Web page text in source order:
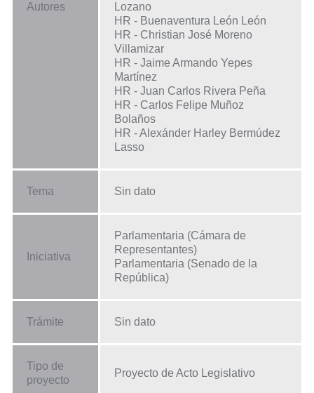
Autores
Lozano
HR - Buenaventura León León
HR - Christian José Moreno
Villamizar
HR - Jaime Armando Yepes
Martínez
HR - Juan Carlos Rivera Peña
HR - Carlos Felipe Muñoz
Bolaños
HR - Alexánder Harley Bermúdez
Lasso
Tema Sin dato
Iniciativa
Parlamentaria (Cámara de
Representantes)
Parlamentaria (Senado de la
República)
Trámite Sin dato
Tipo de
proyecto
Proyecto de Acto Legislativo